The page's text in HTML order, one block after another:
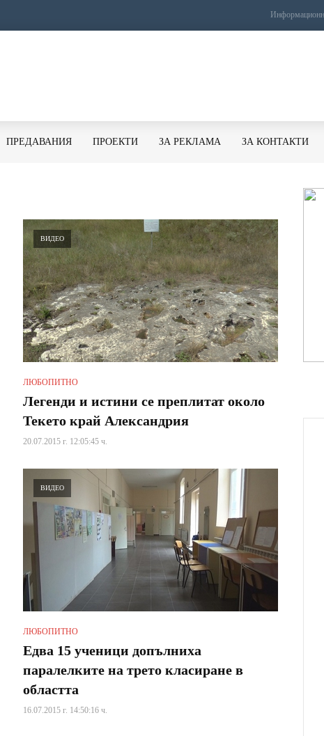
ПРЕДАВАНИЯ ПРОЕКТИ ЗА РЕКЛАМА ЗА КОНТАКТИ
ВИДЕО
ЛЮБОПИТНО
Легенди и истини се преплитат около
Текето край Александрия
20.07.2015 г. 12:05:45 ч.
ВИДЕО
ЛЮБОПИТНО
Едва 15 ученици допълниха
паралелките на трето класиране в
областта
16.07.2015 г. 14:50:16 ч.